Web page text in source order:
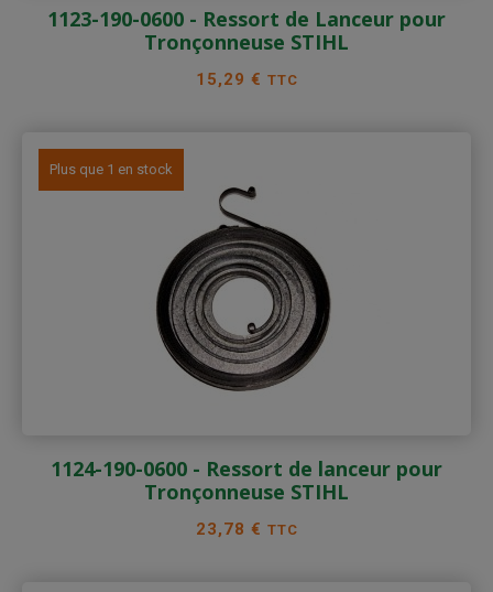
1123-190-0600 - Ressort de Lanceur pour
Tronçonneuse STIHL
Prix
15,29 € TTC
Plus que 1 en stock
1124-190-0600 - Ressort de lanceur pour
Tronçonneuse STIHL
Prix
23,78 € TTC